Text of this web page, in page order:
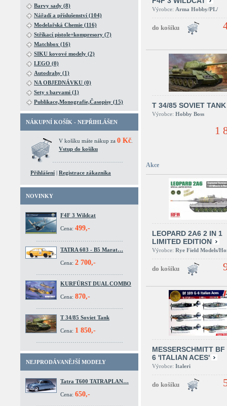
Barvy sady (8)
Nářadí a příslušenství (104)
Modelařská Chemie (116)
Stříkací pistole+kompresory (7)
Matchbox (16)
SIKU kovové modely (2)
LEGO (0)
Autodrahy (1)
NA OBJEDNÁVKU (0)
Sety s barvami (1)
Publikace,Monografie,Časopisy (15)
NÁKUPNÍ KOŠÍK - NEPŘIHLÁŠEN
V košíku máte nákup za 0 Kč
Vstup do košíku
Přihlášení | Registrace zákazníka
NOVINKY
F4F 3 Wildcat
Cena: 499,-
TATRA 603 - B5 Marat…
Cena: 2 700,-
KURFÜRST DUAL COMBO
Cena: 870,-
T 34/85 Soviet Tank
Cena: 1 850,-
NEJPRODÁVANĚJŠÍ MODELY
Tatra T600 TATRAPLAN…
Cena: 650,-
Výrobce: Arma Hobby/PL/
T 34/85 SOVIET TANK
Výrobce: Hobby Boss
1
Akce
LEOPARD 2A6 2 IN 1
LIMITED EDITION
Výrobce: Rye Field Models/
MESSERSCHMITT
6 'ITALIAN ACES'
Výrobce: Italeri